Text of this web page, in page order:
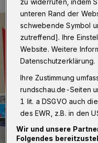
unteren Rand der
schwebende Symbol
zutreffend]. Ihre
Website. Weitere
Datenschutzerklärung.
Ihre Zustimmung
rundschau.de-Seiten
1 lit. a DSGVO auch
des EWR, z.B. in den
Wir und unsere
Folgendes